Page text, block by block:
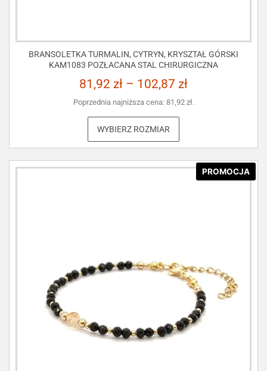
BRANSOLETKA TURMALIN, CYTRYN, KRYSZTAŁ GÓRSKI
KAM1083 POZŁACANA STAL CHIRURGICZNA
81,92 zł – 102,87 zł
Poprzednia najniższa cena: 81,92 zł.
WYBIERZ ROZMIAR
PROMOCJA